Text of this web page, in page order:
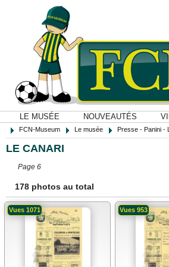
LE MUSÉE NOUVEAUTÉS
FCN-Museum Le musée Presse - Panini -
LE CANARI
Page 6
178 photos au total
Vues 1071 Vues 953